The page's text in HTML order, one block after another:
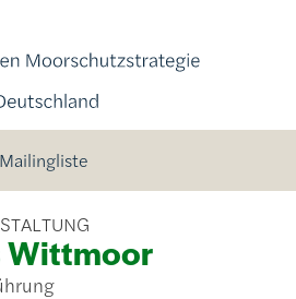
Mailingliste
Wittmoor